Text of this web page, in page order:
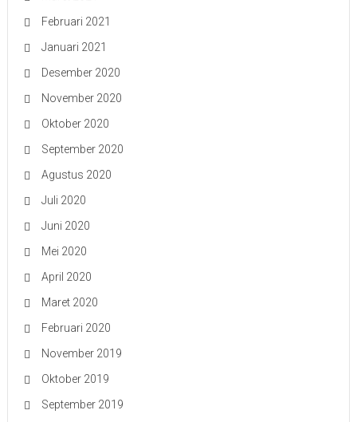
Februari 2021
Januari 2021
Desember 2020
November 2020
Oktober 2020
September 2020
Agustus 2020
Juli 2020
Juni 2020
Mei 2020
April 2020
Maret 2020
Februari 2020
November 2019
Oktober 2019
September 2019